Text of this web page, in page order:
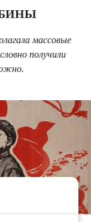
массовые
получили